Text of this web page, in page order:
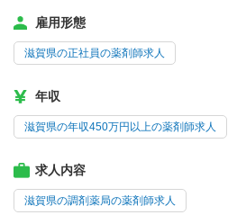
雇用形態
滋賀県の正社員の薬剤師求人
年収
滋賀県の年収450万円以上の薬剤師求人
求人内容
滋賀県の調剤薬局の薬剤師求人